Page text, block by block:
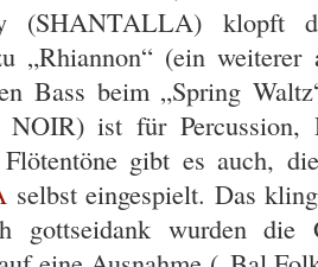
(SHANTALLA) klopft
„Rhiannon“ (ein weiterer
Bass beim „Spring
ist für Percussion,
gibt es auch,
selbst eingespielt. Das
gottseidank wurden die